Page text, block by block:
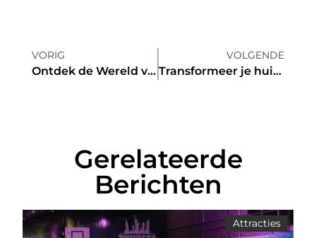
VORIG
Ontdek de Wereld van Koffers in Vlissingen voor de Vaak Reizende
VOLGENDE
Transformeer je huis met perfecte kozijnen in Zutphen
Gerelateerde
Berichten
Attracties